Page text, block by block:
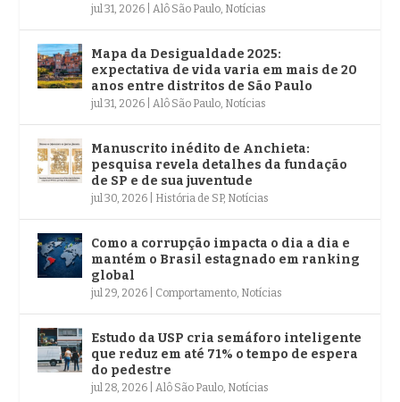
jul 31, 2026 Alô São Paulo Notícias
Mapa da Desigualdade 2025:
expectativa de vida varia em mais de 20
anos entre distritos de São Paulo
jul 31, 2026 Alô São Paulo Notícias
Manuscrito inédito de Anchieta:
pesquisa revela detalhes da fundação
de SP e de sua juventude
jul 30, 2026 História de SP, Notícias
Como a corrupção impacta o dia a dia e
mantém o Brasil estagnado em ranking
global
jul 29, 2026 Comportamento Notícias
Estudo da USP cria semáforo inteligente
que reduz em até 71% o tempo de espera
do pedestre
jul 28, 2026 Alô São Paulo Notícias